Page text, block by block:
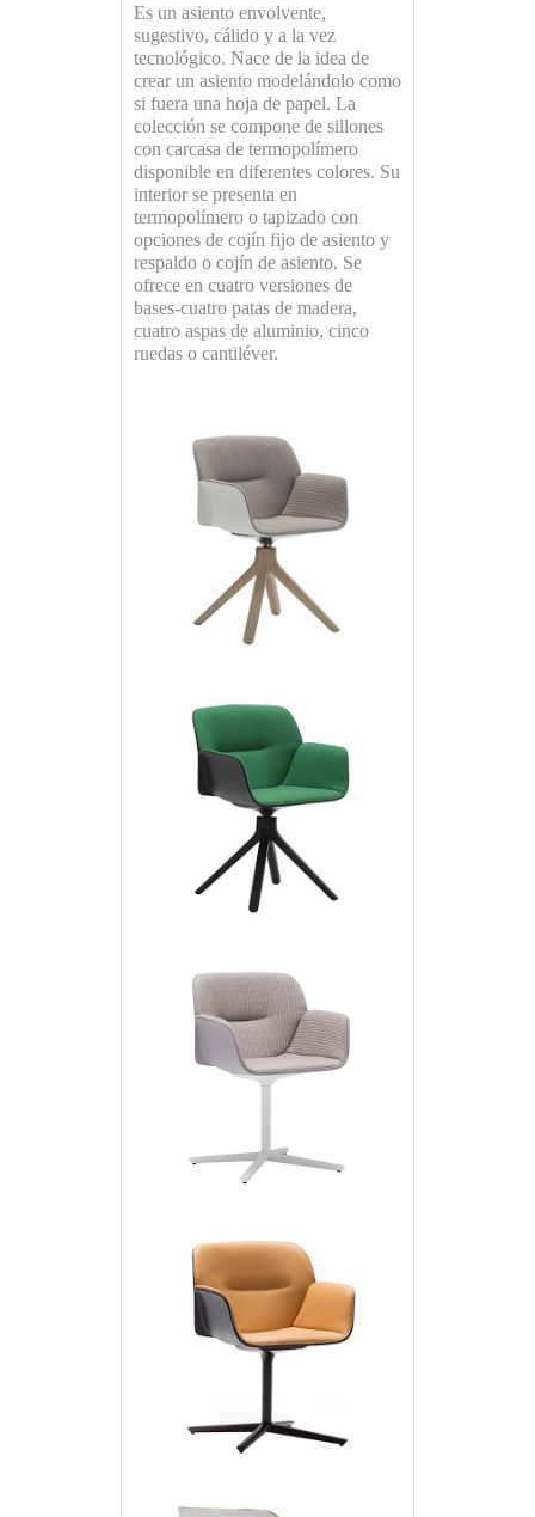
Es un asiento envolvente,
sugestivo, cálido y a la vez
tecnológico. Nace de la idea de
crear un asiento modelándolo como
si fuera una hoja de papel. La
colección se compone de sillones
con carcasa de termopolímero
disponible en diferentes colores. Su
interior se presenta en
termopolímero o tapizado con
opciones de cojín fijo de asiento y
respaldo o cojín de asiento. Se
ofrece en cuatro versiones de
bases-cuatro patas de madera,
cuatro aspas de aluminio, cinco
ruedas o cantiléver.